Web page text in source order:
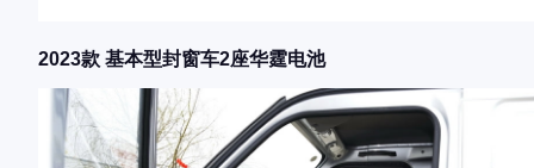
2023款 基本型封窗车2座华霆电池